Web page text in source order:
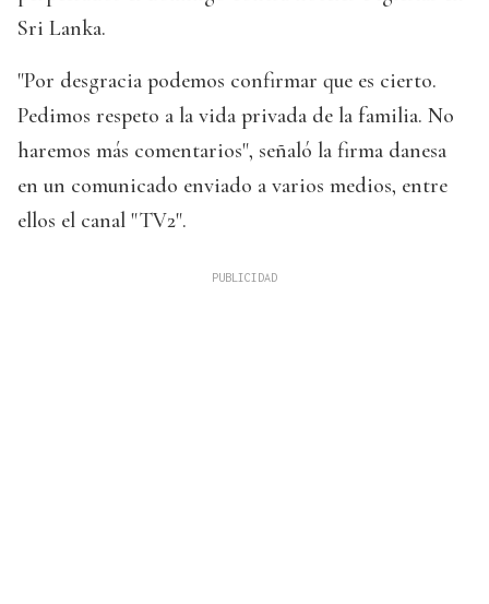
Sri Lanka.
"Por desgracia podemos confirmar que es cierto.
Pedimos respeto a la vida privada de la familia. No
haremos más comentarios", señaló la firma danesa
en un comunicado enviado a varios medios, entre
ellos el canal "TV2".